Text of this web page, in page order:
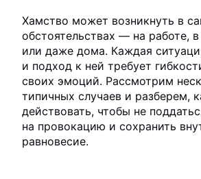
Хамство может возникнуть в
обстоятельствах — на работе,
или даже дома. Каждая
и подход к ней требует
своих эмоций. Рассмотрим
типичных случаев и разберем,
действовать, чтобы не
на провокацию и сохранить
равновесие.